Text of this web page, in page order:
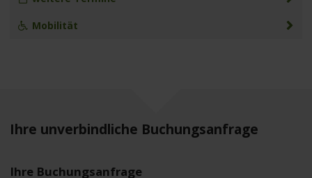
Mobilität
Ihre unverbindliche Buchungsanfrage
Ihre Buchungsanfrage